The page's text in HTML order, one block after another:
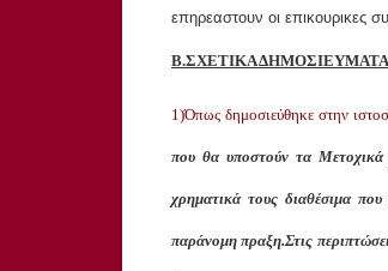
επηρεαστουν οι επικουρικες
Β.ΣΧΕΤΙΚΑ
1)Όπως δημοσιεύθηκε στην
που θα υποστούν τα
χρηματικά τους διαθέσιμα
παράνομη πραξη.Στις